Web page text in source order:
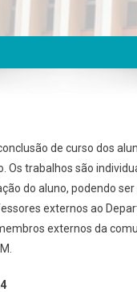
de curso dos
Os trabalhos são
do aluno, podendo
externos ao
externos da